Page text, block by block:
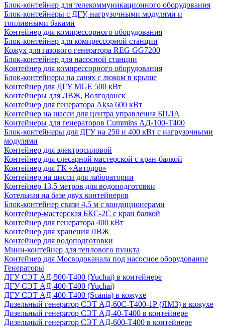
Блок-контейнер для телекоммуникационного оборудования
Блок-контейнеры с ДГУ, нагрузочными модулями и
топливными баками
Контейнер для компрессорного оборудования
Блок-контейнер для компрессорной станции
Кожух для газового генератора REG GG7200
Блок-контейнер для насосной станции
Контейнер для компрессорного оборудования
Блок-контейнеры на санях с люком в крыше
Контейнер для ДГУ MGE 500 кВт
Контейнеры для ЛВЖ, Волгодонск
Контейнер для генератора Aksa 600 кВт
Контейнер на шасси для центра управления БПЛА
Контейнеры для генераторов Cummins АД-100-Т400
Блок-контейнеры для ДГУ на 250 и 400 кВт с нагрузочными
модулями
Контейнер для электросиловой
Контейнер для слесарной мастерской с кран-балкой
Контейнер для ГК «Автодор»
Контейнер на шасси для лаборатории
Контейнер 13,5 метров для водоподготовки
Котельная на базе двух контейнеров
Блок-контейнер связи 4,5 м с кондиционерами
Контейнер-мастерская БКС-2С с кран балкой
Контейнер для генератора 400 кВт
Контейнер для хранения ЛВЖ
Контейнер для водоподготовки
Мини-контейнер для теплового пункта
Контейнер для Мосводоканала под насосное оборудование
Генераторы
ДГУ СЭТ АД-500-Т400 (Yuchai) в контейнере
ДГУ СЭТ АД-400-Т400 (Yuchai)
ДГУ СЭТ АД-400-Т400 (Scania) в кожухе
Дизельный генератор СЭТ АД-60С-Т400-1Р (ЯМЗ) в кожухе
Дизельный генератор СЭТ АД-40-Т400 в контейнере
Дизельный генератор СЭТ АД-600-Т400 в контейнере